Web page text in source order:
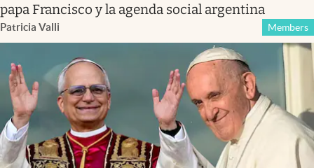
papa Francisco y la agenda social argentina
Patricia Valli Members